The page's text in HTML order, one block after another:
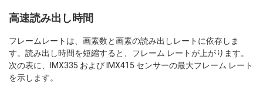
高速読み出し時間
フレームレートは、画素数と画素の読み出しレートに依存しま
す。読み出し時間を短縮すると、フレーム レートが上がります。
次の表に、IMX335 および IMX415 センサーの最大フレーム レート
を示します。